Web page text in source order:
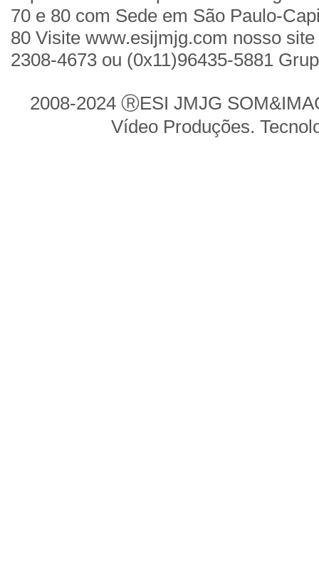
70 e 80 com Sede em São Paulo-
80 Visite www.esijmjg.com nosso
2308-4673 ou (0x11)96435-5881
2008-2024 ⓇESI JMJG
Vídeo Produções.